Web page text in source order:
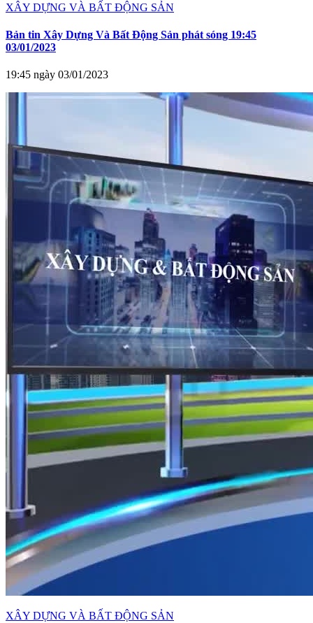
XÂY DỰNG VÀ BẤT ĐỘNG SẢN
Bản tin Xây Dựng Và Bất Động Sản phát sóng 19:45
03/01/2023
19:45 ngày 03/01/2023
XÂY DỰNG VÀ BẤT ĐỘNG SẢN